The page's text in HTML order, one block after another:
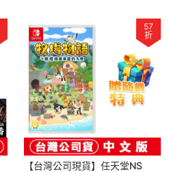
57
折
【台灣公司現貨】任天堂NS